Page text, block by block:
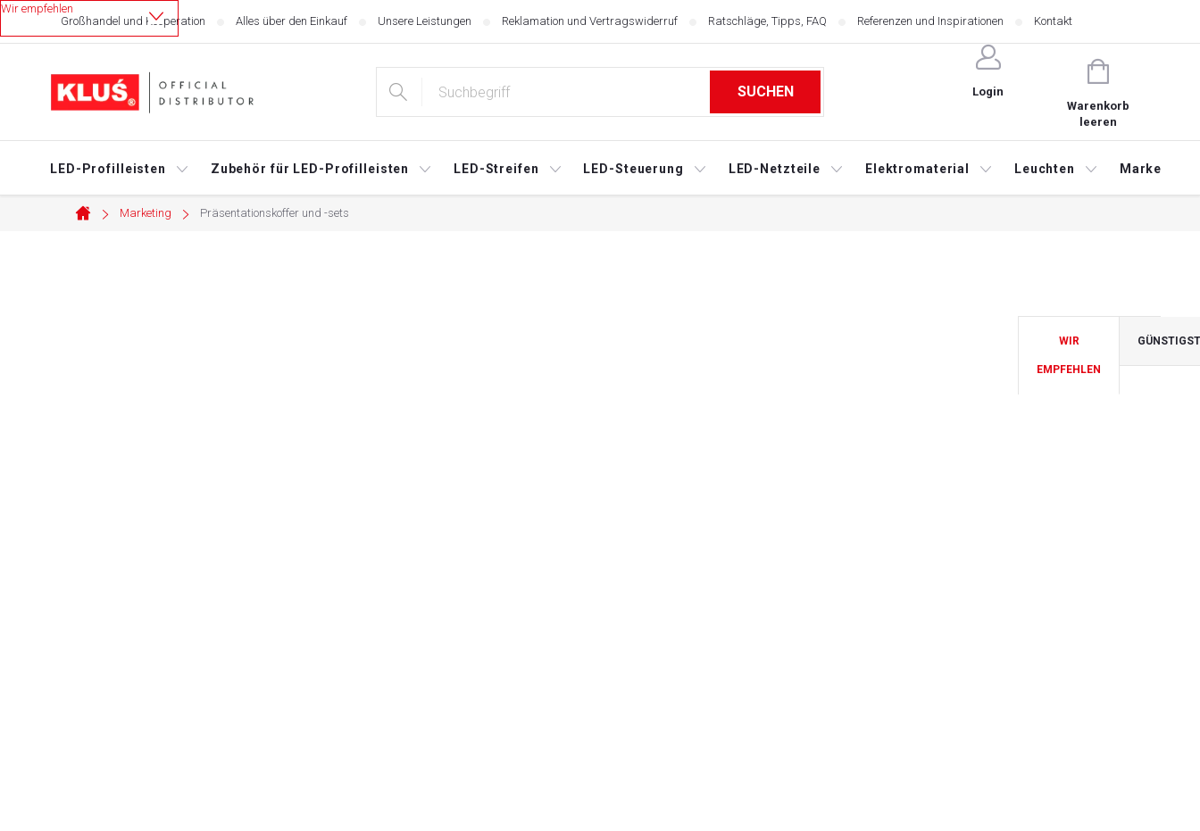
Zum
springen
Großhandel und Kooperation Alles über den Einkauf Unsere Leistungen Reklamation und Vertragswiderruf Ratschläge, Tipps, FAQ Referenzen und Inspirationen Kontakt
SUCHEN Login
WARENKORB
Warenkorb
leeren
LED-Profilleisten Zubehör für LED-Profilleisten LED-Streifen LED-Steuerung LED-Netzteile Elektromaterial Leuchten Marketing
Startseite
Marketing Präsentationskoffer und -sets
WIR
EMPFEHLEN